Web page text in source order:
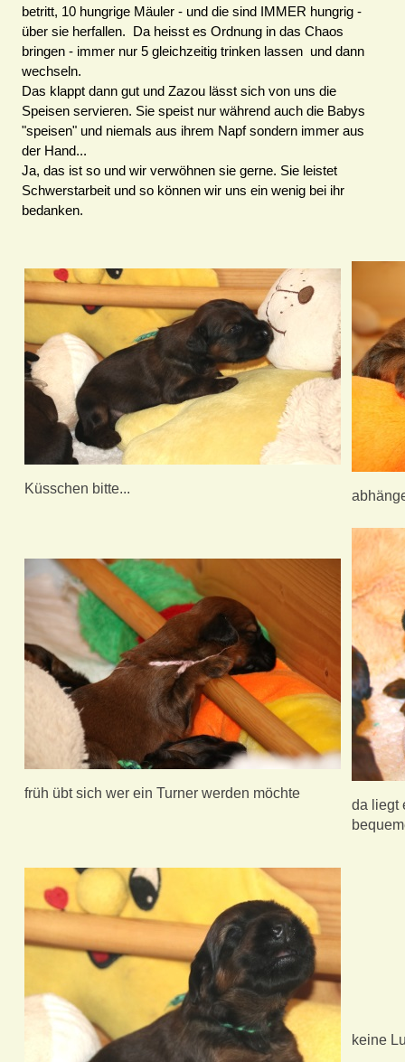
betritt, 10 hungrige Mäuler - und die sind IMMER hungrig -
über sie herfallen. Da heisst es Ordnung in das Chaos
bringen - immer nur 5 gleichzeitig trinken lassen und dann
wechseln.
Das klappt dann gut und Zazou lässt sich von uns die
Speisen servieren. Sie speist nur während auch die Babys
"speisen" und niemals aus ihrem Napf sondern immer aus
der Hand...
Ja, das ist so und wir verwöhnen sie gerne. Sie leistet
Schwerstarbeit und so können wir uns ein wenig bei ihr
bedanken.
Küsschen bitte...
früh übt sich wer ein Turner werden möchte
da liegt
keine